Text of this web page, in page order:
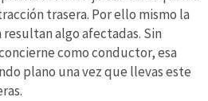
trasera. Por ello mismo la
algo afectadas. Sin
como conductor, esa
plano una vez que llevas este